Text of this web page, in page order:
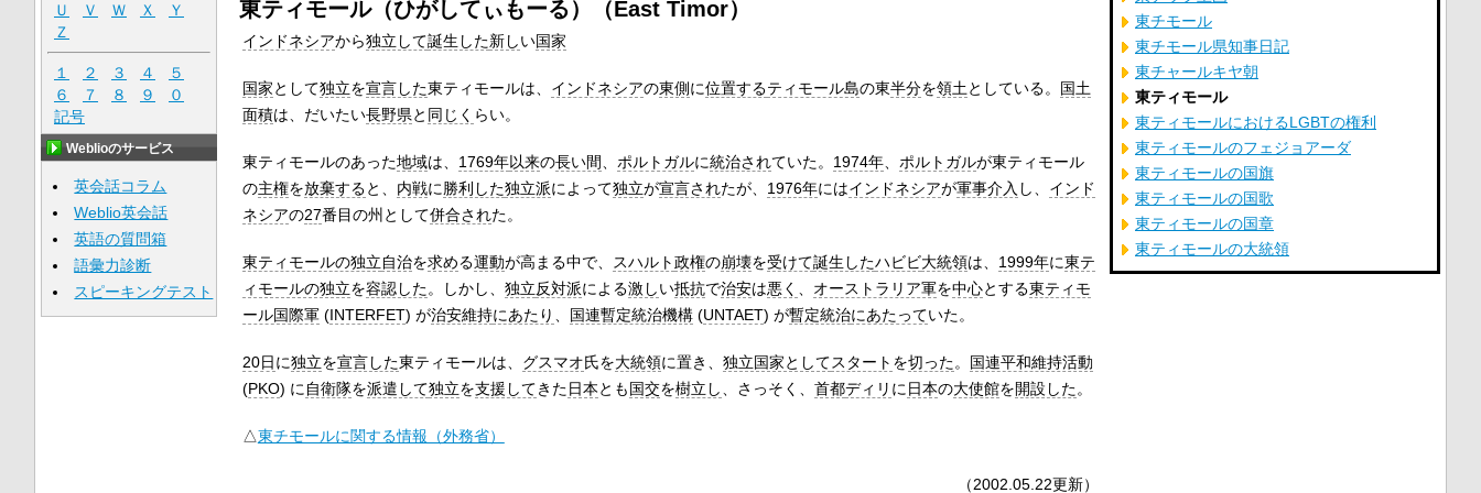
東ティモール（ひがしてぃもーる）（East Timor）
インドネシアから独立して誕生した新しい国家
国家として独立を宣言した東ティモールは、 インドネシアの東側に位置するティモール島の東半分を領土としている。 国土
面積は、だいたい長野県と 同じく らい。
東ティモールのあった地域は、 1769年以来の長い間 ポルトガルに統治されていた。 1974年、 ポルトガルが東ティモール
の主権を放棄すると、 内戦に 勝利した独立派によって独立が宣言されたが、 1976年にはインドネシアが軍事介入 し、 インド
ネシアの27番目の州として併合された。
東ティモールの独立自治を求める運動が高まる中で、 スハルト政権の崩壊を受けて誕生したハビビ大統領は、 1999年に東テ
ィモールの独立を容認した。しかし、 独立反対派による激しい抵抗で治安は悪く オーストラリア軍を中心とする東ティモ
ール国際軍(INTERFET) が治安維持にあたり 国連暫定統治機構(UNTAET) が暫定統治にあたっていた。
20日に独立を宣言した東ティモールは、 グスマオ氏を大統領に置き、 独立国家としてスタート を切った。 国連平和維持活動
(PKO) に自衛隊を派遣して独立を支援してきた日本とも国交を樹立し、さっそく、 首都ディリ に日本の大使館を開設した。
△東チモールに関する情報（外務省）
（2002.05.22更新）
Ｕ
Ｖ Ｗ Ｘ
Ｙ
Ｚ
１ ２ ３ ４
５
６
７ ８ ９
０
記号
Weblioのサービス
英会話コラム
Weblio英会話
英語の質問箱
語彙力診断
スピーキングテスト
東チモール
東チモール県知事日記
東チャールキヤ朝
東ティモール
東ティモールにおけるLGBTの権利
東ティモールのフェジョアーダ
東ティモールの国旗
東ティモールの国歌
東ティモールの国章
東ティモールの大統領